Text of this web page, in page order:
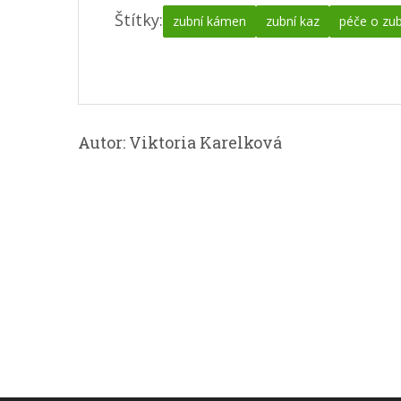
Štítky: zubní kámen zubní kaz péče o
Autor: Viktoria Karelková